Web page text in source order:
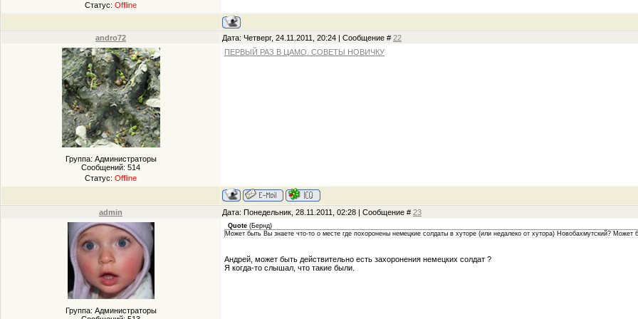
Статус: Offline
andro72 Дата: Четверг, 24.11.2011, 20:24 | Сообщение # 22
Группа: Администраторы
Сообщений: 514
Статус: Offline
ПЕРВЫЙ РАЗ В ЦАМО. СОВЕТЫ НОВИЧКУ
admin Дата: Понедельник, 28.11.2011, 02:28 | Сообщение # 23
Группа: Администраторы
Quote (Бернд)
Может быть Вы знаете что-то о месте где похоронены немецкие солдаты в хуторе (или недалеко от хутора) Новобахмутский?
Андрей, может быть действительно есть захоронения немецких солдат ?
Я когда-то слышал, что такие были.